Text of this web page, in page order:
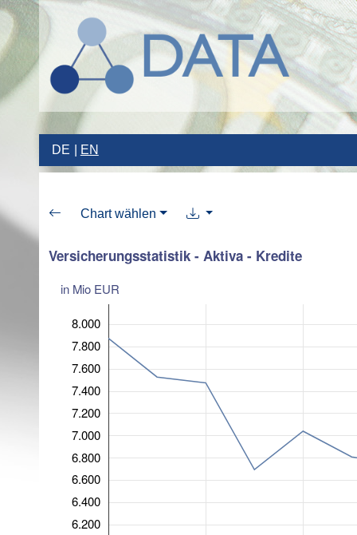
DE EN
Chart wählen
Versicherungsstatistik - Aktiva - Kredite
in Mio EUR
6.200
6.400
6.600
6.800
7.000
7.200
7.400
7.600
7.800
8.000